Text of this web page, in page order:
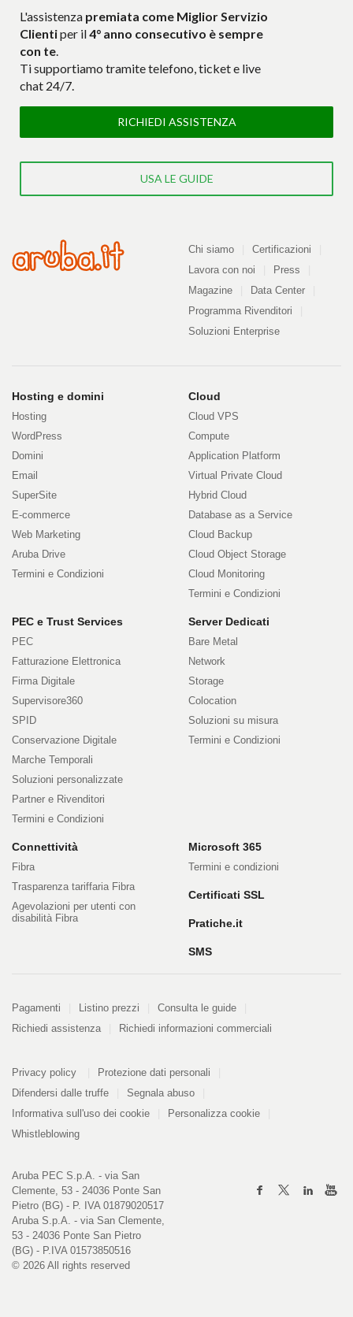
L'assistenza premiata come Miglior Servizio
Clientiper il4° anno consecutivo è sempre
con te.
Ti supportiamo tramite telefono, ticket e live
chat 24/7.
RICHIEDI ASSISTENZA
USA LE GUIDE
Azienda
Chi siamo
Certificazioni
Lavora con noi
Press
Magazine
Data Center
Programma Rivenditori
Soluzioni Enterprise
Prodotti
e
servizi
Hosting e domini
Hosting
WordPress
Domini
Email
SuperSite
E-commerce
Web Marketing
Aruba Drive
Termini e Condizioni
Cloud
Cloud VPS
Compute
Application Platform
Virtual Private Cloud
Hybrid Cloud
Database as a Service
Cloud Backup
Cloud Object Storage
Cloud Monitoring
Termini e Condizioni
PEC e Trust Services
PEC
Fatturazione Elettronica
Firma Digitale
Supervisore360
SPID
Conservazione Digitale
Marche Temporali
Soluzioni personalizzate
Partner e Rivenditori
Termini e Condizioni
Server Dedicati
Bare Metal
Network
Storage
Colocation
Soluzioni su misura
Termini e Condizioni
Connettività
Fibra
Trasparenza tariffaria Fibra
Agevolazioni per utenti con
disabilità Fibra
Microsoft 365
Termini e condizioni
Certificati SSL
Pratiche.it
SMS
Pagamenti
Pagamenti Listino prezzi
Consulta le guide
Richiedi assistenza
Richiedi informazioni commerciali
Informazioni
Privacy policy
PDF
kB
Protezione dati personali
Difendersi dalle truffe
Segnala abuso
Informativa sull'uso dei cookie
Personalizza cookie
Whistleblowing
Aruba PEC S.p.A. - via San
Clemente, 53 - 24036 Ponte San
Pietro (BG) - P. IVA 01879020517
Aruba S.p.A. - via San Clemente,
53 - 24036 Ponte San Pietro
(BG) - P.IVA 01573850516
© 2026 All rights reserved